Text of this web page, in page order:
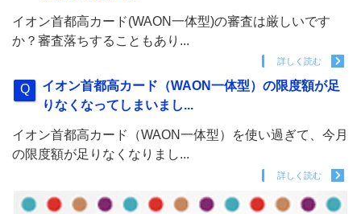
イオン首都高カード(WAON一体型)の審査は厳しいです
か？審査落ちすることもあり...
詳しく読む
イオン首都高カード（WAON一体型）の限度額が足
りなくなってしまいまし...
イオン首都高カード（WAON一体型）を使い過ぎて、今月
の限度額が足りなくなりまし...
詳しく読む